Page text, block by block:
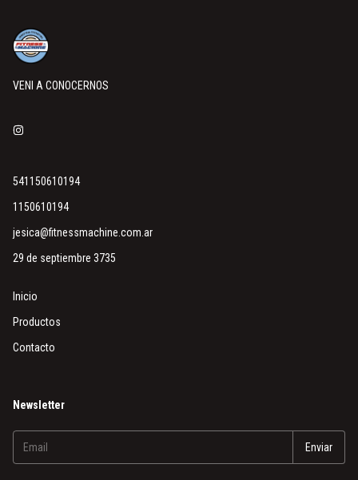
VENI A CONOCERNOS
541150610194
1150610194
jesica@fitnessmachine.com.ar
29 de septiembre 3735
Inicio
Productos
Contacto
Newsletter